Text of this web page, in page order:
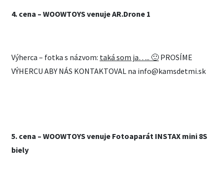
4. cena – WOOWTOYS venuje AR.Drone 1
Výherca – fotka s názvom: taká som ja….. 🙂 PROSÍME
VÝHERCU ABY NÁS KONTAKTOVAL na info@kamsdetmi.sk
5. cena – WOOWTOYS venuje Fotoaparát INSTAX mini 8S
biely